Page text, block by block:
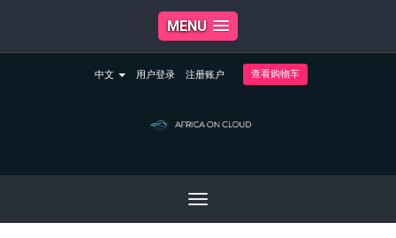
MENU
中文 用户登录 注册账户 查看购物车
Toggle
navigation